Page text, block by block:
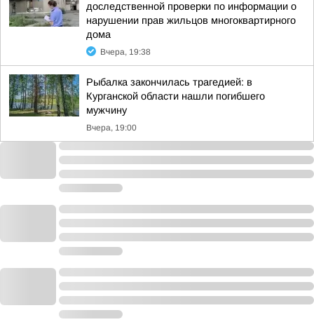
доследственной проверки по информации о
нарушении прав жильцов многоквартирного
дома
Вчера, 19:38
Рыбалка закончилась трагедией: в
Курганской области нашли погибшего
мужчину
Вчера, 19:00